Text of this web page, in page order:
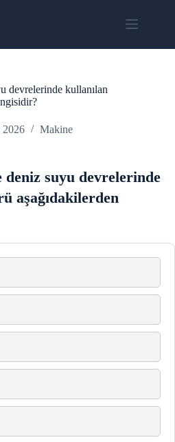
devrelerinde kullanılan
2026 Makine
deniz suyu devrelerinde
aşağıdakilerden